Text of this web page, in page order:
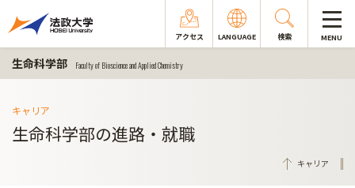
アクセス LANGUAGE 検索 MENU
生命科学部 Faculty of Bioscience and Applied Chemistry
キャリア
生命科学部の進路・就職
キャリア